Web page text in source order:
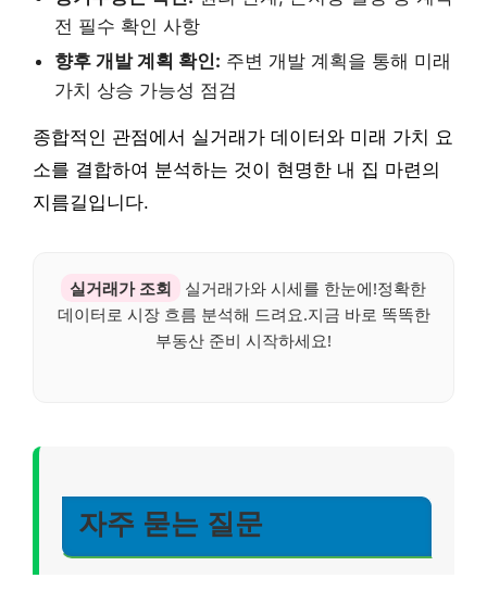
전 필수 확인 사항
향후 개발 계획 확인: 주변 개발 계획을 통해 미래
가치 상승 가능성 점검
종합적인 관점에서 실거래가 데이터와 미래 가치 요
소를 결합하여 분석하는 것이 현명한 내 집 마련의
지름길입니다.
실거래가 조회
실거래가와 시세를 한눈에!정확한
데이터로 시장 흐름 분석해 드려요.지금 바로 똑똑한
부동산 준비 시작하세요!
자주 묻는 질문